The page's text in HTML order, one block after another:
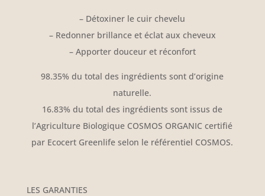
– Détoxiner le cuir chevelu
– Redonner brillance et éclat aux cheveux
– Apporter douceur et réconfort
98.35% du total des ingrédients sont d’origine
naturelle.
16.83% du total des ingrédients sont issus de
l’Agriculture Biologique COSMOS ORGANIC certifié
par Ecocert Greenlife selon le référentiel COSMOS.
​LES GARANTIES